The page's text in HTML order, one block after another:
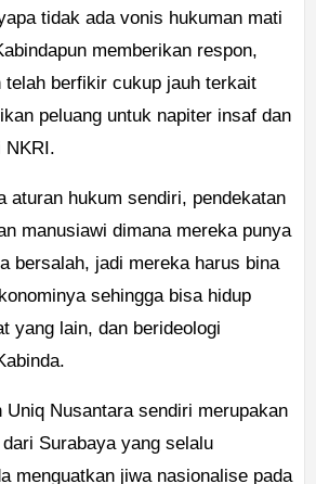
tidak ada vonis hukuman mati
memberikan respon,
telah berfikir cukup jauh terkait
peluang untuk napiter insaf dan
NKRI.
aturan hukum sendiri, pendekatan
manusiawi dimana mereka punya
bersalah, jadi mereka harus bina
sehingga bisa hidup
yang lain, dan berideologi
Uniq Nusantara sendiri merupakan
Surabaya yang selalu
menguatkan jiwa nasionalise pada